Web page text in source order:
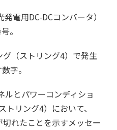
発電用DC-DCコンバータ）
。
グ（ストリング4）で発生
字。
ルとパワーコンディショ
リング4）において、
切れたことを示すメッセー